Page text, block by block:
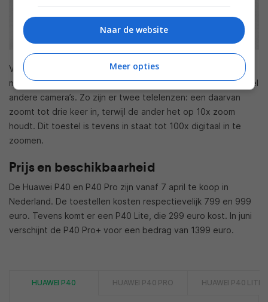
Verder kondigt Huawei nog de Huawei P40 Pro+ aan. Dit
model is bijna identiek aan het P40 Pro-model, maar heeft wel
andere camera’s. Zo zijn er twee telelenzen: een daarvan
zoomt tot drie keer in, terwijl de ander het op 10x zoom
houdt. Dit toestel is tevens in staat tot 100x digitaal in te
zoomen.
Prijs en beschikbaarheid
De Huawei P40 en P40 Pro zijn vanaf 7 april te koop in
Nederland. De toestellen kosten respectievelijk 799 en 999
euro. Tevens komt er een P40 Lite, die 299 euro kost. In juni
verschijnt de P40 Pro+ voor een bedrag van 1399 euro.
HUAWEI P40 HUAWEI P40 PRO HUAWEI P40 LITE
Naar de website
Meer opties